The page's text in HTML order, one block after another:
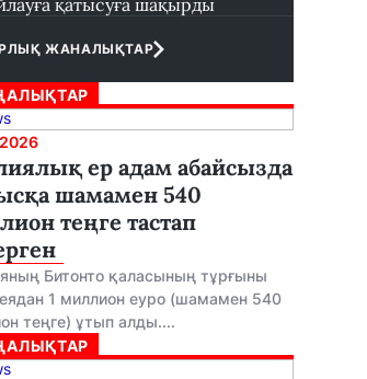
қатысуға шақырды
ЖАНАЛЫҚТАР
ер адам абайсызда
шамамен 540
теңге тастап
Битонто қаласының тұрғыны
1 миллион еуро (шамамен 540
теңге) ұтып алды....